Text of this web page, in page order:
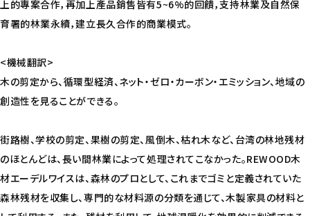
上的專案合作，再加上產品銷售皆有5~6%的回饋，支持林業及自然保
育署的林業永續，建立長久合作的商業模式。
<機械翻訳>
木の剪定から、循環型経済、ネット・ゼロ・カーボン・エミッション、地域の
創造性を見ることができる。
街路樹、学校の剪定、果樹の剪定、風倒木、枯れ木など、台湾の林地残材
のほとんどは、長い間林業によって処理されてこなかった。REWOOD木
材エーデルワイスは、森林のプロとして、これまでゴミと定義されていた
森林残材を収集し、専門的な材料源の分類を通じて、木製家具の材料と